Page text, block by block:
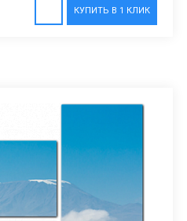
КУПИТЬ В 1 КЛИК